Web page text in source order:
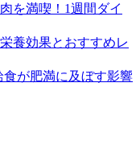
を満喫！1週間ダイ
養効果とおすすめレ
食が肥満に及ぼす影響